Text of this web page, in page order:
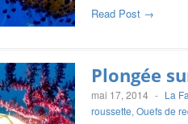
Read Post →
Plongée
mai 17, 2014 - La
roussette, Ouefs de